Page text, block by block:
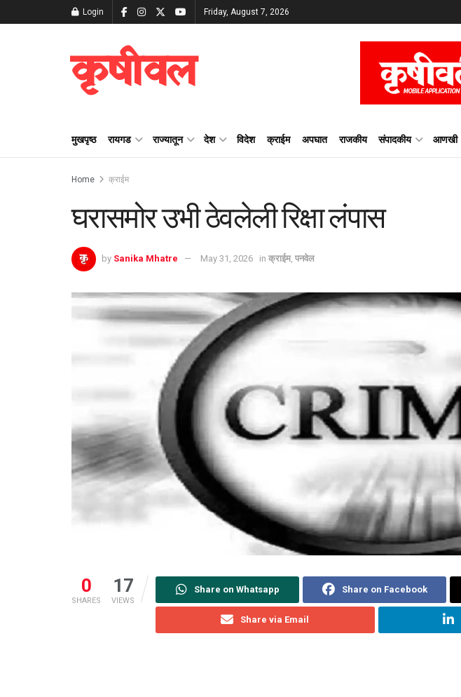
Login Friday, August 7, 2026
कृषीवल
मुखपृष्ठ रायगड राज्यातून देश विदेश क्राईम अपघात राजकीय संपादकीय आणखी
Home क्राईम
घरासमोर उभी ठेवलेली रिक्षा लंपास
by Sanika Mhatre May 31, 2026 in क्राईम, पनवेल
0
SHARES
17
VIEWS
Share on Whatsapp Share on Facebook
Share via Email